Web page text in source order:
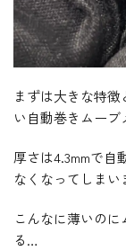
まずは大きな特
い自動巻きムー
厚さは4.3mmで自
なくなってしまい
こんなに薄いの
る…